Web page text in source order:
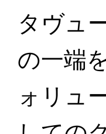
タヴュ
の一端
ォリュ